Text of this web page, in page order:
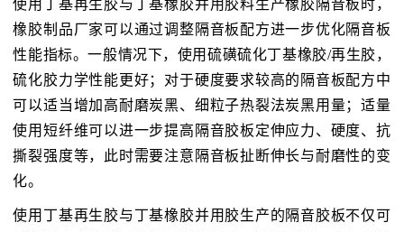
使用丁基再生胶与丁基橡胶并用胶料生产橡胶隔音板时，
橡胶制品厂家可以通过调整隔音板配方进一步优化隔音板
性能指标。一般情况下，使用硫磺硫化丁基橡胶/再生胶，
硫化胶力学性能更好；对于硬度要求较高的隔音板配方中
可以适当增加高耐磨炭黑、细粒子热裂法炭黑用量；适量
使用短纤维可以进一步提高隔音胶板定伸应力、硬度、抗
撕裂强度等，此时需要注意隔音板扯断伸长与耐磨性的变
化。
使用丁基再生胶与丁基橡胶并用胶生产的隔音胶板不仅可